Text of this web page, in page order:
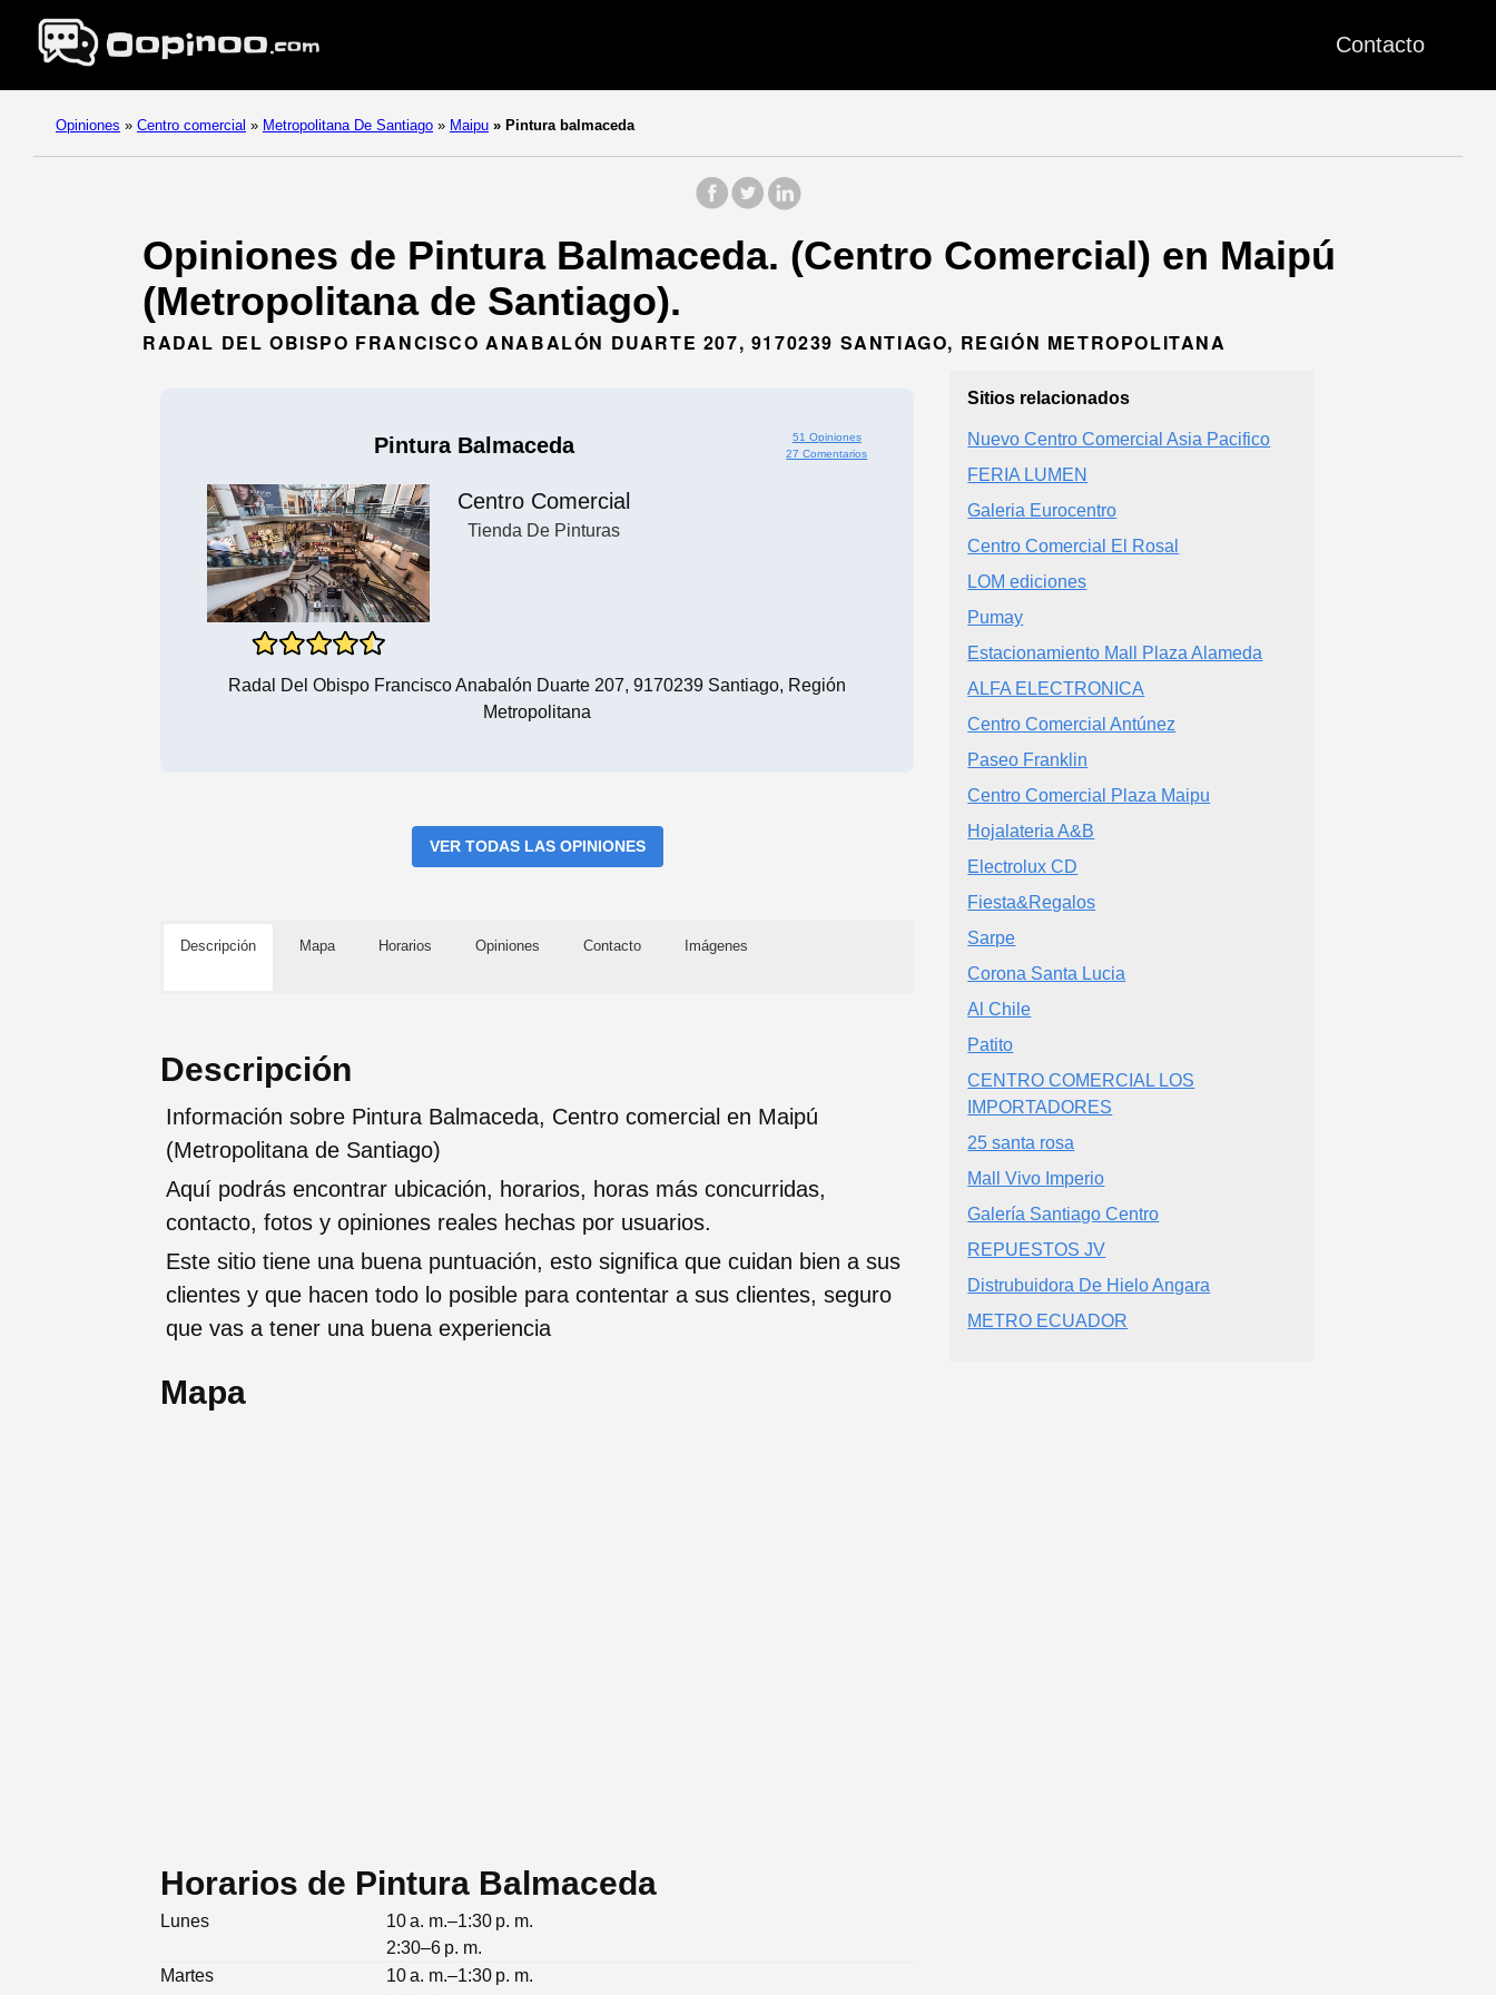
Contacto
Opiniones » Centro comercial » Metropolitana De Santiago » Maipu » Pintura balmaceda
Opiniones de Pintura Balmaceda. (Centro Comercial) en Maipú
(Metropolitana de Santiago).
RADAL DEL OBISPO FRANCISCO ANABALÓN DUARTE 207, 9170239 SANTIAGO, REGIÓN METROPOLITANA
Pintura Balmaceda
51 Opiniones
27 Comentarios
Centro Comercial
Tienda De Pinturas
Radal Del Obispo Francisco Anabalón Duarte 207, 9170239 Santiago, Región
Metropolitana
VER TODAS LAS OPINIONES
Descripción Mapa Horarios Opiniones Contacto Imágenes
Descripción
Información sobre Pintura Balmaceda, Centro comercial en Maipú
(Metropolitana de Santiago)
Aquí podrás encontrar ubicación, horarios, horas más concurridas,
contacto, fotos y opiniones reales hechas por usuarios.
Este sitio tiene una buena puntuación, esto significa que cuidan bien a sus
clientes y que hacen todo lo posible para contentar a sus clientes, seguro
que vas a tener una buena experiencia
Mapa
Horarios de Pintura Balmaceda
Lunes
10 a. m.–1:30 p. m.
2:30–6 p. m.
Martes
10 a. m.–1:30 p. m.
Sitios relacionados
Nuevo Centro Comercial Asia Pacifico
FERIA LUMEN
Galeria Eurocentro
Centro Comercial El Rosal
LOM ediciones
Pumay
Estacionamiento Mall Plaza Alameda
ALFA ELECTRONICA
Centro Comercial Antúnez
Paseo Franklin
Centro Comercial Plaza Maipu
Hojalateria A&B
Electrolux CD
Fiesta&Regalos
Sarpe
Corona Santa Lucia
Al Chile
Patito
CENTRO COMERCIAL LOS
IMPORTADORES
25 santa rosa
Mall Vivo Imperio
Galería Santiago Centro
REPUESTOS JV
Distrubuidora De Hielo Angara
METRO ECUADOR